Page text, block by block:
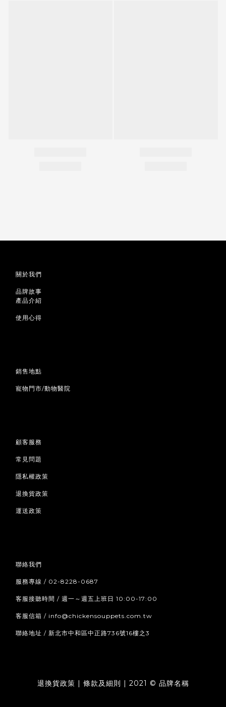
關於我們
品牌故事
產品介紹
使用心得
銷售地點
寵物門市/動物醫院
顧客服務
常見問題
隱私權政策
退換貨政策
運送政策
聯絡我們
服務專線 / 02-8228-0687
客服接聽時間 / 週一～週五上班日 10:00-17:00
客服信箱 / info@chickensouppets.com.tw
聯絡地址 / 新北市中和區中正路736號16樓之3
退換貨政策 | 條款及細則 | 2021 © 品牌名稱